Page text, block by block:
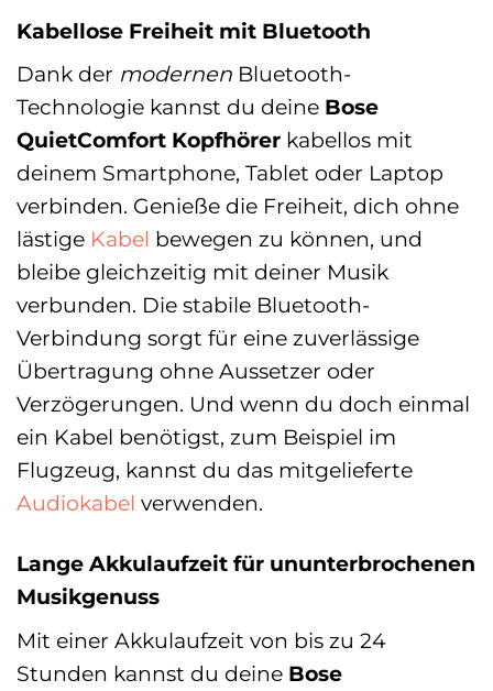
Kabellose Freiheit mit Bluetooth
Dank der modernen Bluetooth-
Technologie kannst du deine Bose
QuietComfort Kopfhörer kabellos mit
deinem Smartphone, Tablet oder Laptop
verbinden. Genieße die Freiheit, dich ohne
lästige Kabel bewegen zu können, und
bleibe gleichzeitig mit deiner Musik
verbunden. Die stabile Bluetooth-
Verbindung sorgt für eine zuverlässige
Übertragung ohne Aussetzer oder
Verzögerungen. Und wenn du doch einmal
ein Kabel benötigst, zum Beispiel im
Flugzeug, kannst du das mitgelieferte
Audiokabel verwenden.
Lange Akkulaufzeit für ununterbrochenen
Musikgenuss
Mit einer Akkulaufzeit von bis zu 24
Stunden kannst du deine Bose